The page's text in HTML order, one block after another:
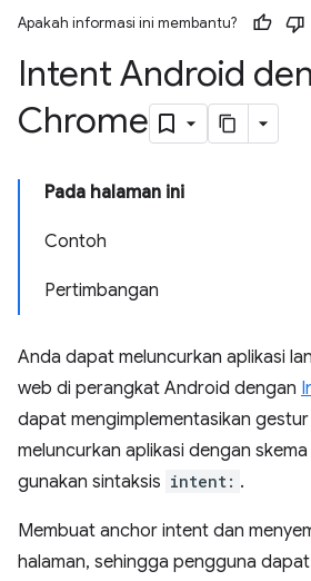
Apakah informasi ini membantu?
Intent Android
Chrome
Pada halaman ini
Contoh
Pertimbangan
Anda dapat meluncurkan aplikasi
web di perangkat Android dengan
dapat mengimplementasikan
meluncurkan aplikasi dengan
gunakan sintaksis intent: .
Membuat anchor intent dan
halaman, sehingga pengguna